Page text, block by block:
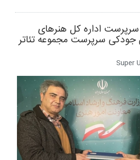
سرپرست اداره کل هنرهای
سرپرست مجموعه تئاتر
Super